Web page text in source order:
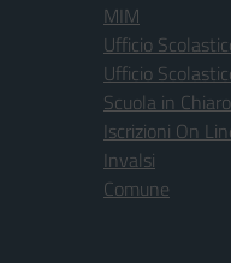
MIM
Ufficio
Ufficio
Scuola in Chiaro
Iscrizioni On
Invalsi
Comune